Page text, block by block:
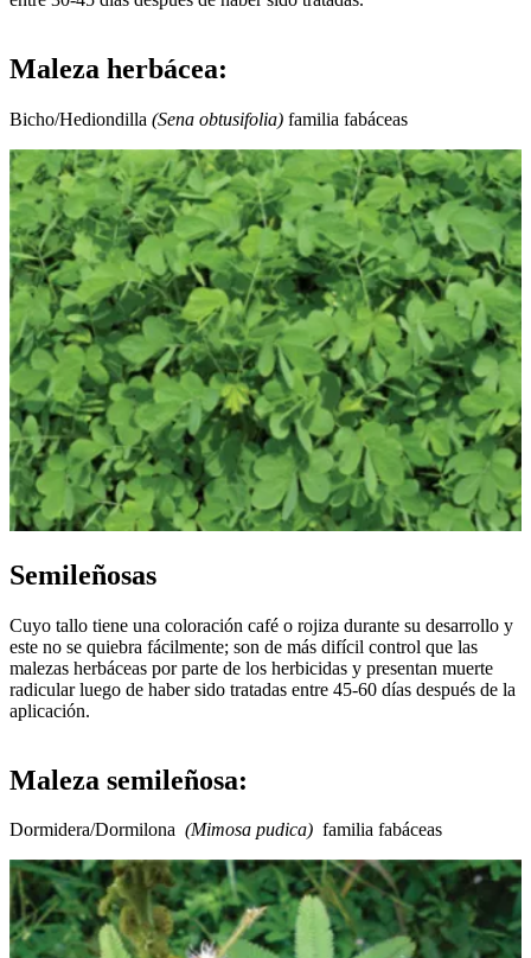
Maleza herbácea:
Bicho/Hediondilla (Sena obtusifolia) familia fabáceas
Semileñosas
Cuyo tallo tiene una coloración café o rojiza durante su desarrollo y
este no se quiebra fácilmente; son de más difícil control que las
malezas herbáceas por parte de los herbicidas y presentan muerte
radicular luego de haber sido tratadas entre 45-60 días después de la
aplicación.
Maleza semileñosa:
Dormidera/Dormilona (Mimosa pudica) familia fabáceas